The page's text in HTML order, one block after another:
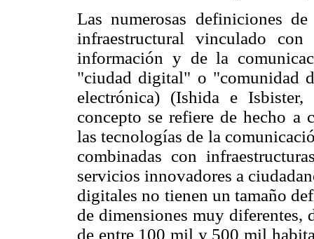
Las numerosas definiciones
infraestructural vinculado
información y de la
"ciudad digital" o "comunidad
electrónica) (Ishida e
concepto se refiere de hecho a
las tecnologías de la
combinadas con
servicios innovadores a
digitales no tienen un tamaño
de dimensiones muy diferentes,
de entre 100 mil y 500 mil